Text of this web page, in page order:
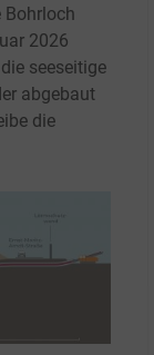
Bohrloch
2026
seeseitige
abgebaut
die